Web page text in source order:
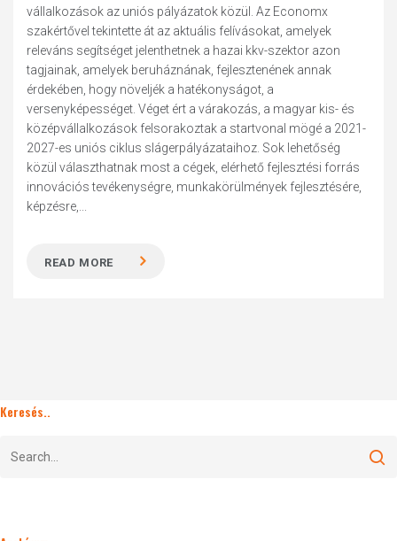
vállalkozások az uniós pályázatok közül. Az Economx
szakértővel tekintette át az aktuális felívásokat, amelyek
releváns segítséget jelenthetnek a hazai kkv-szektor azon
tagjainak, amelyek beruháznának, fejlesztenének annak
érdekében, hogy növeljék a hatékonyságot, a
versenyképességet. Véget ért a várakozás, a magyar kis- és
középvállalkozások felsorakoztak a startvonal mögé a 2021-
2027-es uniós ciklus slágerpályázataihoz. Sok lehetőség
közül választhatnak most a cégek, elérhető fejlesztési forrás
innovációs tevékenységre, munkakörülmények fejlesztésére,
képzésre,...
READ MORE
Keresés..